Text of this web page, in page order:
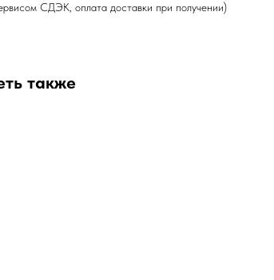
СДЭК, оплата доставки при получении)
также